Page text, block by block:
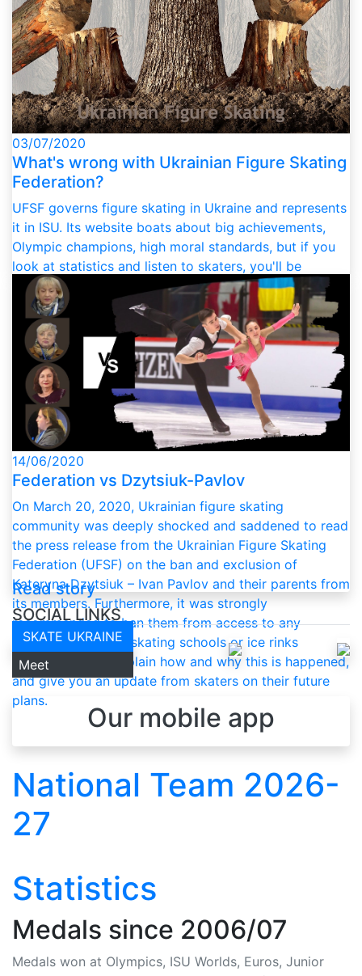
03/07/2020
What's wrong with Ukrainian Figure Skating
Federation?
UFSF governs figure skating in Ukraine and represents
it in ISU. Its website boats about big achievements,
Olympic champions, high moral standards, but if you
look at statistics and listen to skaters, you'll be
surprised how clear the degradation of figure skating
under UFSF governance is. UFSF is often referred to
as corrupt, rotten or outright "mafia". This article
explores the topic and asks the core question – what's
wrong with UFSF?
14/06/2020
Federation vs Dzytsiuk-Pavlov
On March 20, 2020, Ukrainian figure skating
community was deeply shocked and saddened to read
the press release from the Ukrainian Figure Skating
Federation (UFSF) on the ban and exclusion of
Kateryna Dzytsiuk – Ivan Pavlov and their parents from
its members. Furthermore, it was strongly
recommended to ban them from access to any
professional figure skating schools or ice rinks
whatsoever. We explain how and why this is happened,
and give you an update from skaters on their future
plans.
SKATE UKRAINE
Meet
Read story
SOCIAL LINKS
Our mobile app
Coming soon
National Team 2026-
27
Statistics
Medals since 2006/07
Medals won at Olympics, ISU Worlds, Euros, Junior